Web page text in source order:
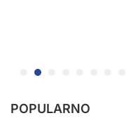
POPULARNO